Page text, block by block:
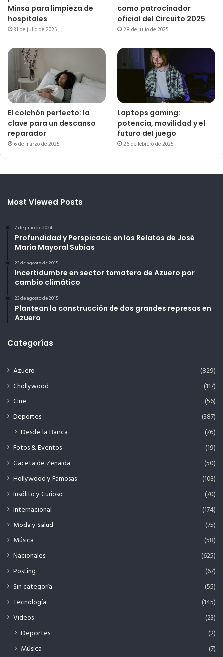
Minsa para limpieza de
hospitales
31 de julio de 2025
como patrocinador
oficial del Circuito 2025
28 de julio de 2025
El colchón perfecto: la
clave para un descanso
reparador
6 de marzo de 2025
Laptops gaming:
potencia, movilidad y el
futuro del juego
26 de febrero de 2025
Most Viewed Posts
7 de julio de 2024
Profundidad y Perspicacia en los Relatos de José
María Mayoral Subias
23 de agosto de 2015
Incertidumbre en sector tomatero de Azuero por
cambio climático
23 de agosto de 2015
Plantean la construcción de dos grandes represas en
Azuero
Categorías
Azuero
(829)
Chollywood
(117)
Cine
(56)
Deportes
(387)
Desde la Banca (76)
Fotos & Eventos
(19)
Gaceta de Zenaida
(50)
Hollywood y Famosas
(103)
Insólito y Curioso
(70)
Internacional
(174)
Moda y Salud
(75)
Música
(58)
Nacionales
(625)
Posting
(67)
Sin categoría
(55)
Tecnología
(145)
Videos
(23)
Deportes
(2)
Música
(7)